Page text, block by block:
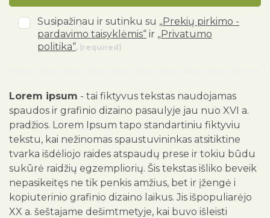
Susipažinau ir sutinku su „Prekių pirkimo -
pardavimo taisyklėmis“ ir „Privatumo
politika“. (required)
Lorem ipsum - tai fiktyvus tekstas naudojamas
spaudos ir grafinio dizaino pasaulyje jau nuo XVI a.
pradžios. Lorem Ipsum tapo standartiniu fiktyviu
tekstu, kai nežinomas spaustuvininkas atsitiktine
tvarka išdėliojo raides atspaudų prese ir tokiu būdu
sukūrė raidžių egzempliorių. Šis tekstas išliko beveik
nepasikeitęs ne tik penkis amžius, bet ir įžengė i
kopiuterinio grafinio dizaino laikus. Jis išpopuliarėjo
XX a. šeštajame dešimtmetyje, kai buvo išleisti